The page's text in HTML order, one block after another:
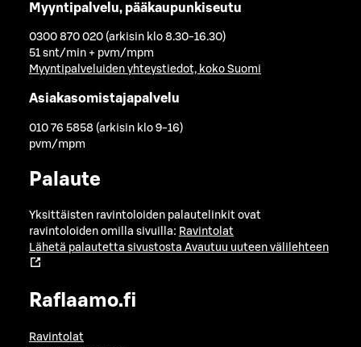
Myyntipalvelu, pääkaupunkiseutu
0300 870 020 (arkisin klo 8.30-16.30)
51 snt/min + pvm/mpm
Myyntipalveluiden yhteystiedot, koko Suomi
Asiakasomistajapalvelu
010 76 5858 (arkisin klo 9-16)
pvm/mpm
Palaute
Yksittäisten ravintoloiden palautelinkit ovat
ravintoloiden omilla sivuilla: Ravintolat
Lähetä palautetta sivustosta Avautuu uuteen välilehteen
Raflaamo.fi
Ravintolat